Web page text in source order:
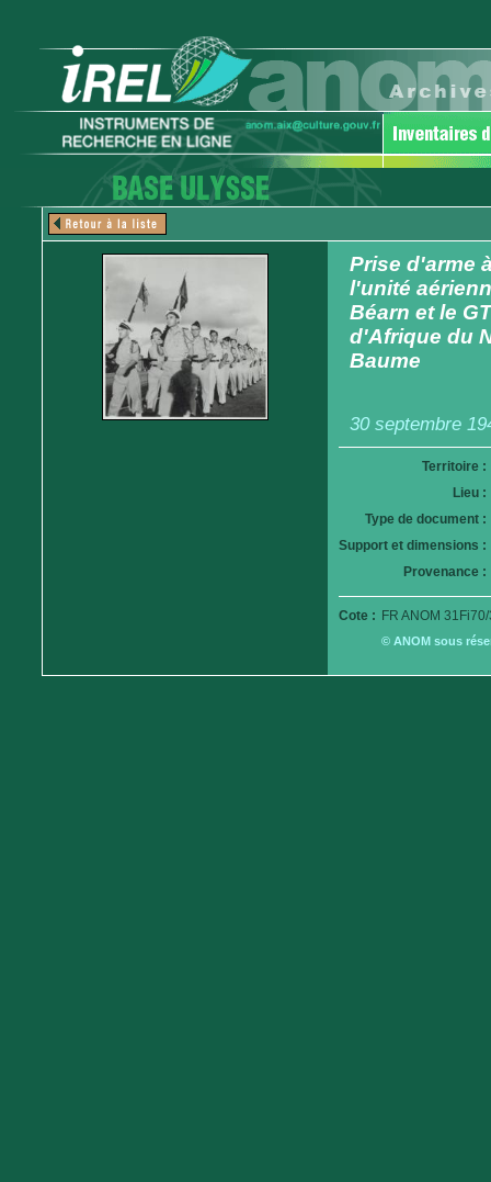
Prise d'arme
l'unité
Béarn et le
d'Afrique du
Baume
30 septembre
Territoire :
Lieu :
Type de document :
Support et dimensions :
Provenance :
Cote : FR ANOM
© ANOM sous